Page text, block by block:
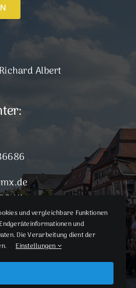
Albert
Uhr
und vergleichbare Funktionen
und
Die Verarbeitung dient der
Einstellungen